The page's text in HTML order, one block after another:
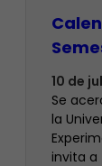
10 de
Se
la
invita